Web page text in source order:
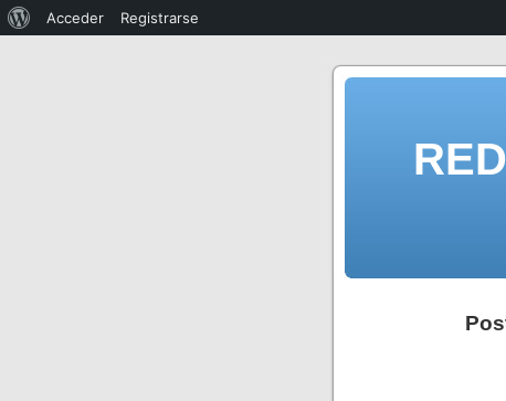
Acceder Registrarse